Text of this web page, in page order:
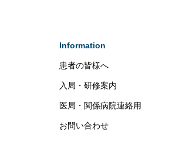
Information
患者の皆様へ
入局・研修案内
医局・関係病院連絡用
お問い合わせ